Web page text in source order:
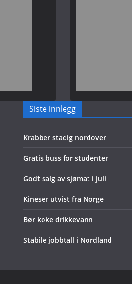
Siste innlegg
Krabber stadig nordover
Gratis buss for studenter
Godt salg av sjømat i juli
Kineser utvist fra Norge
Bør koke drikkevann
Stabile jobbtall i Nordland